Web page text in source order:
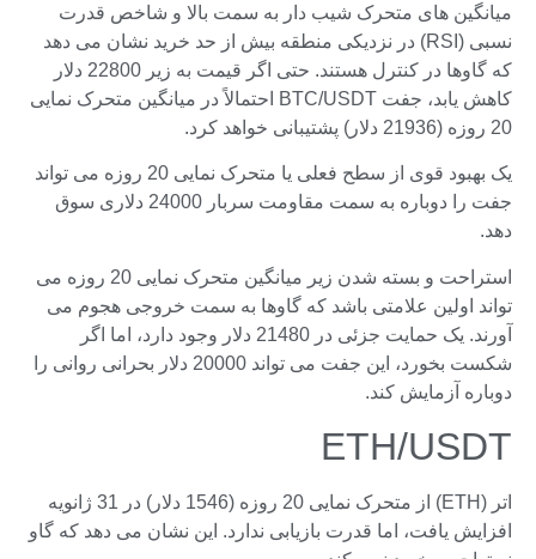
میانگین های متحرک شیب دار به سمت بالا و شاخص قدرت
نسبی (RSI) در نزدیکی منطقه بیش از حد خرید نشان می دهد
که گاوها در کنترل هستند. حتی اگر قیمت به زیر 22800 دلار
کاهش یابد، جفت BTC/USDT احتمالاً در میانگین متحرک نمایی
20 روزه (21936 دلار) پشتیبانی خواهد کرد.
یک بهبود قوی از سطح فعلی یا متحرک نمایی 20 روزه می تواند
جفت را دوباره به سمت مقاومت سربار 24000 دلاری سوق
دهد.
استراحت و بسته شدن زیر میانگین متحرک نمایی 20 روزه می
تواند اولین علامتی باشد که گاوها به سمت خروجی هجوم می
آورند. یک حمایت جزئی در 21480 دلار وجود دارد، اما اگر
شکست بخورد، این جفت می تواند 20000 دلار بحرانی روانی را
دوباره آزمایش کند.
ETH/USDT
اتر (ETH) از متحرک نمایی 20 روزه (1546 دلار) در 31 ژانویه
افزایش یافت، اما قدرت بازیابی ندارد. این نشان می دهد که گاو